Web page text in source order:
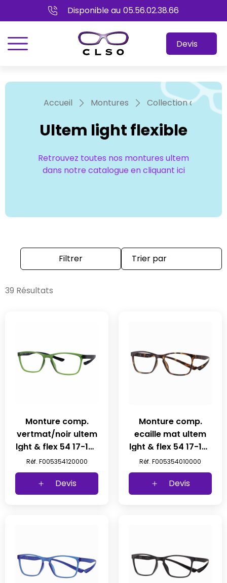
Disponible au 05.56.02.38.66
menu Devis
Accueil Montures Collection adultes
Ultem light flexible
Retrouvez toutes nos montures ultem
dans notre catalogue en cliquant ici
Filtrer
39 Résultats
Monture comp.
vertmat/noir ultem
lght & flex 54 17-155
prix net
Réf. F005354120000
Devis
Monture comp.
ecaille mat ultem
lght & flex 54 17-155
prix net
Réf. F005354010000
Devis